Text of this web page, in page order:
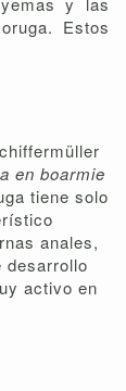
Estos
en boarmie
tiene solo
anales,
desarrollo
activo en